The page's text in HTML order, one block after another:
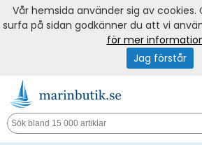
Vår hemsida använder sig av
surfa på sidan godkänner du att vi
för mer
Jag förstår